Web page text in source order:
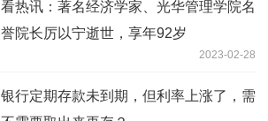
看热讯：著名经济学家、光华管理学院名
誉院长厉以宁逝世，享年92岁
2023-02-28
银行定期存款未到期，但利率上涨了，需